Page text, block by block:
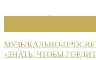
МУЗЫКАЛЬНО-
«ЗНАТЬ, ЧТОБЫ